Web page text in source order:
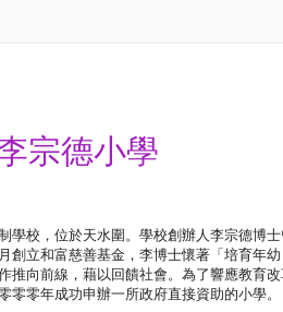
宗德小學
學校，位於天水圍。學校創辦人李宗德博
創立和富慈善基金，李博士懷著「培育年
推向前線，藉以回饋社會。為了響應教育
零年成功申辦一所政府直接資助的小學。